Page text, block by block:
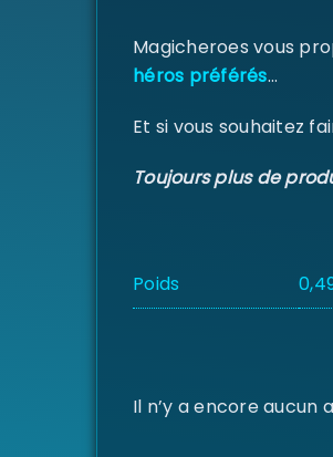
Magicheroes vous
héros préférés…
Et si vous souhaitez
Toujours plus de
Poids
Il n’y a encore aucun